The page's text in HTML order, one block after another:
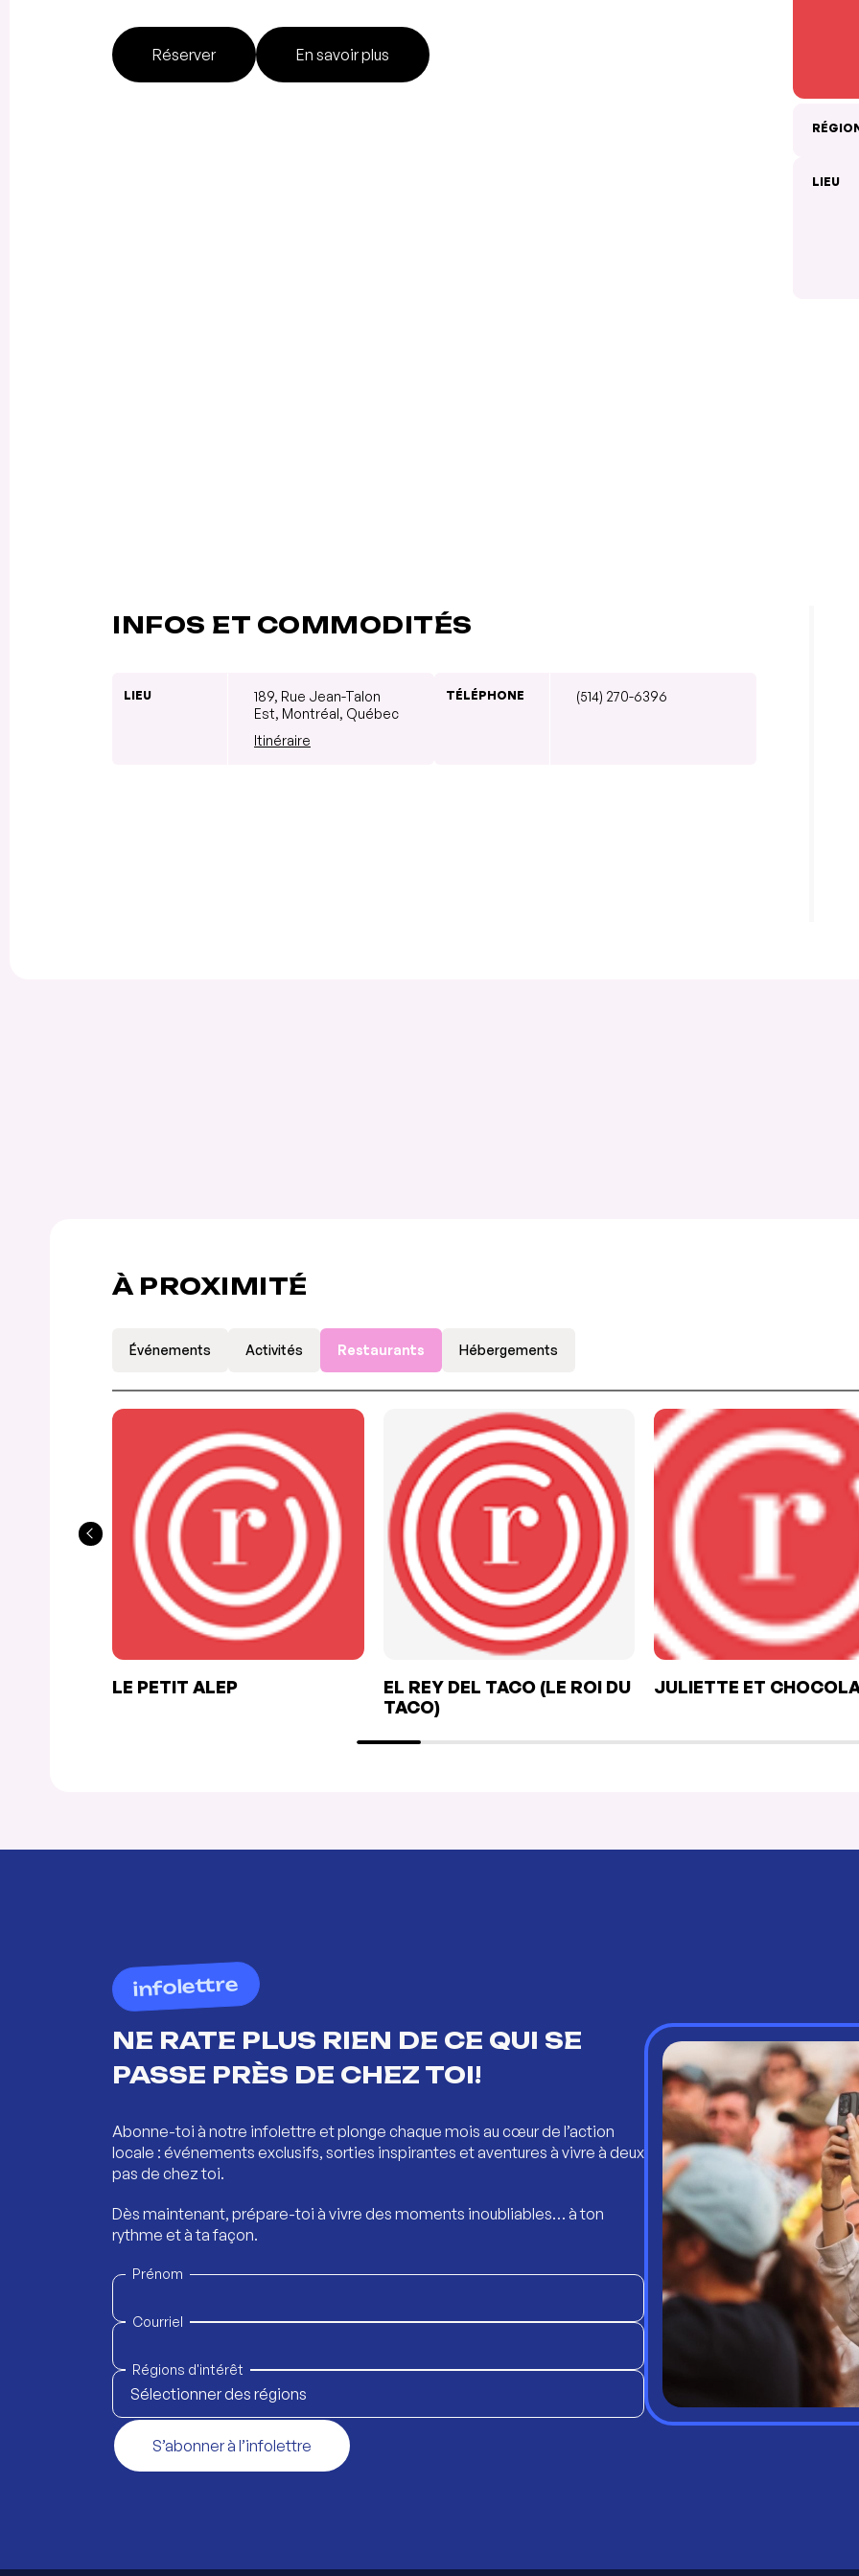
Réserver En savoir plus
LIEU
INFOS ET COMMODITÉS
LIEU
189, Rue Jean-Talon
Est, Montréal, Québec
Itinéraire
TÉLÉPHONE (514) 270-6396
À PROXIMITÉ
Événements Activités Restaurants Hébergements
LE PETIT ALEP
EL REY DEL TACO (LE ROI DU
TACO)
JULIETTE ET
infolettre
NE RATE PLUS RIEN DE CE QUI SE
PASSE PRÈS DE CHEZ TOI!
Abonne-toi à notre infolettre et plonge chaque mois au cœur de l’action
locale : événements exclusifs, sorties inspirantes et aventures à vivre à deux
pas de chez toi.
Dès maintenant, prépare-toi à vivre des moments inoubliables… à ton
rythme et à ta façon.
Prénom
Courriel
Régions d'intérêt
Sélectionner des régions
S’abonner à l’infolettre